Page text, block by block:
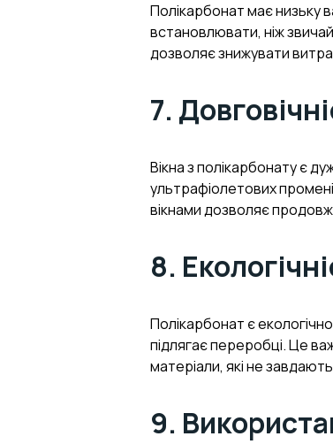
Полікарбонат має низьку
встановлювати, ніж
дозволяє знижувати
7.
Вікна з полікарбонату є
ультрафіолетових
вікнами дозволяє
8.
Полікарбонат є
підлягає переробці. Це
матеріали, які не
9.